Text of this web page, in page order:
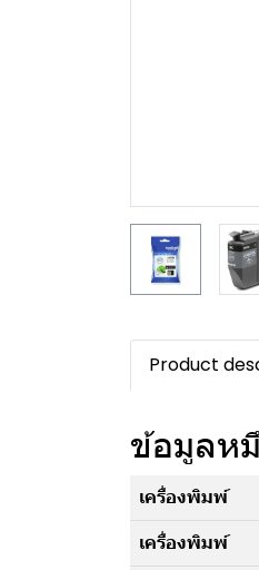
Product
ข้อมูลห
เครื่องพิมพ์
เครื่องพิมพ์